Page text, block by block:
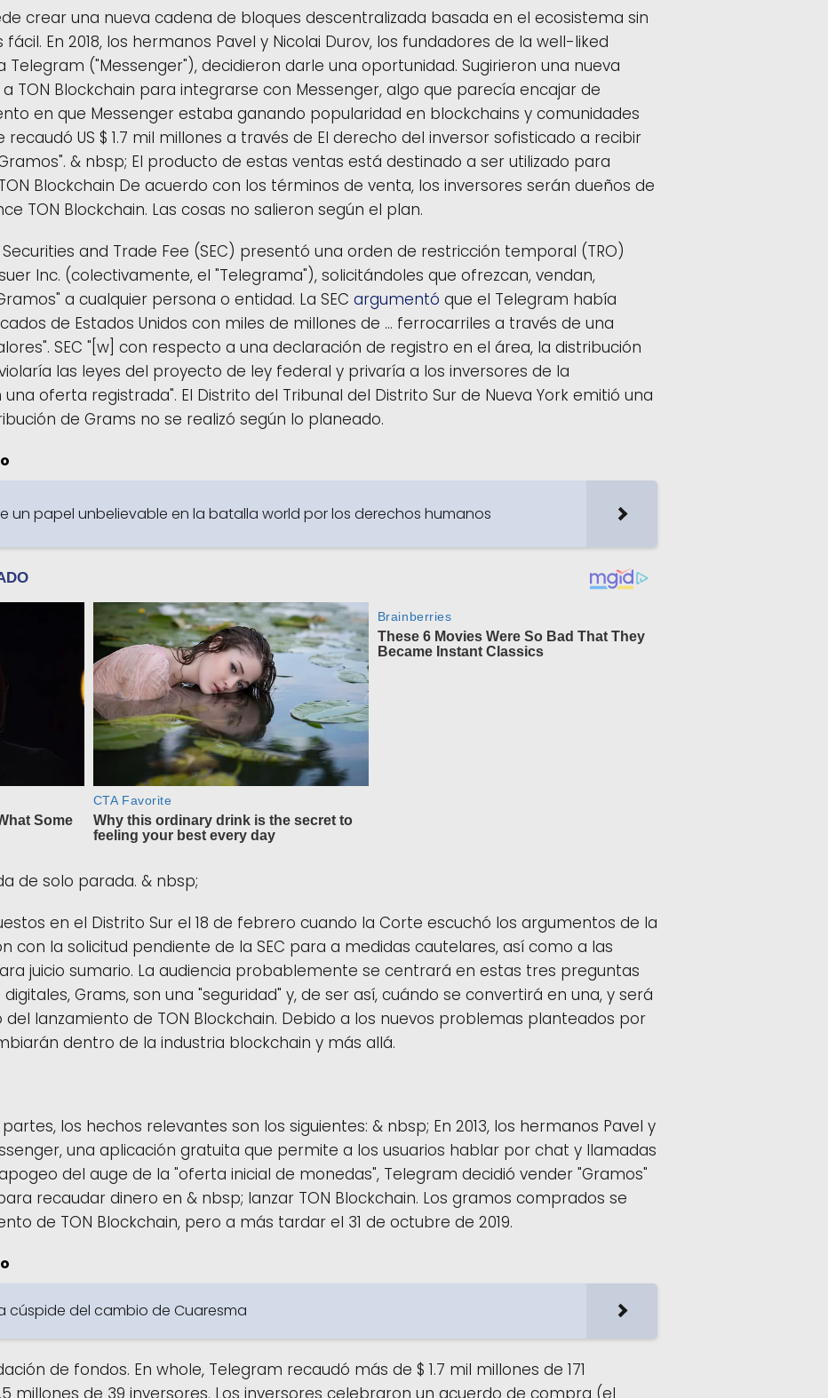
crear una nueva cadena de bloques descentralizada basada en el ecosistema sin
En 2018, los hermanos Pavel y Nicolai Durov, los fundadores de la well-liked
("Messenger"), decidieron darle una oportunidad. Sugirieron una nueva
TON Blockchain para integrarse con Messenger, algo que parecía encajar de
en que Messenger estaba ganando popularidad en blockchains y comunidades
US $ 1.7 mil millones a través de El derecho del inversor sofisticado a recibir
& nbsp; El producto de estas ventas está destinado a ser utilizado para
Blockchain De acuerdo con los términos de venta, los inversores serán dueños de
TON Blockchain. Las cosas no salieron según el plan.
Securities and Trade Fee (SEC) presentó una orden de restricción temporal (TRO)
Inc. (colectivamente, el "Telegrama"), solicitándoles que ofrezcan, vendan,
a cualquier persona o entidad. La SEC argumentó que el Telegram había
de Estados Unidos con miles de millones de ... ferrocarriles a través de una
SEC "[w] con respecto a una declaración de registro en el área, la distribución
las leyes del proyecto de ley federal y privaría a los inversores de la
oferta registrada". El Distrito del Tribunal del Distrito Sur de Nueva York emitió una
de Grams no se realizó según lo planeado.
un papel unbelievable en la batalla world por los derechos humanos
de solo parada. & nbsp;
en el Distrito Sur el 18 de febrero cuando la Corte escuchó los argumentos de la
con la solicitud pendiente de la SEC para a medidas cautelares, así como a las
juicio sumario. La audiencia probablemente se centrará en estas tres preguntas
Grams, son una "seguridad" y, de ser así, cuándo se convertirá en una, y será
lanzamiento de TON Blockchain. Debido a los nuevos problemas planteados por
dentro de la industria blockchain y más allá.
los hechos relevantes son los siguientes: & nbsp; En 2013, los hermanos Pavel y
una aplicación gratuita que permite a los usuarios hablar por chat y llamadas
del auge de la "oferta inicial de monedas", Telegram decidió vender "Gramos"
recaudar dinero en & nbsp; lanzar TON Blockchain. Los gramos comprados se
de TON Blockchain, pero a más tardar el 31 de octubre de 2019.
cúspide del cambio de Cuaresma
de fondos. En whole, Telegram recaudó más de $ 1.7 mil millones de 171
millones de 39 inversores. Los inversores celebraron un acuerdo de compra (el